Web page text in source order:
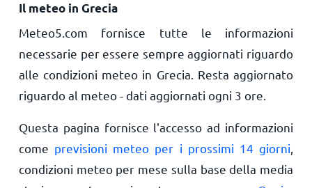
Il meteo in Grecia
Meteo5.com fornisce tutte le informazioni
necessarie per essere sempre aggiornati riguardo
alle condizioni meteo in Grecia. Resta aggiornato
riguardo al meteo - dati aggiornati ogni 3 ore.
Questa pagina fornisce l'accesso ad informazioni
come previsioni meteo per i prossimi 14 giorni
condizioni meteo per mese sulla base della media